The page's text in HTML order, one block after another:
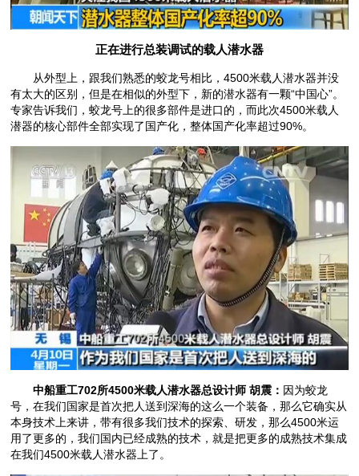
正在进行总装调试的载人潜水器
从外型上，跟我们熟悉的蛟龙号相比，4500米载人潜水器并没
有太大的区别，但是在相似的外型下，新的潜水器有一颗“中国心”。
专家告诉我们，蛟龙号上的很多部件是进口的，而此次4500米载人
潜器的核心部件全部实现了国产化，整体国产化率超过90%。
中船重工702所4500米载人潜水器总设计师 胡震： 因为蛟龙
号，在我们国家是首次把人送到深海的这么一个装备，那么它确实从
本身技术上来讲，带有很多我们技术的探索、研发，那么4500米运
用了更多的，我们国内已经成熟的技术，就是把更多的成熟技术集成
在我们4500米载人潜水器上了。